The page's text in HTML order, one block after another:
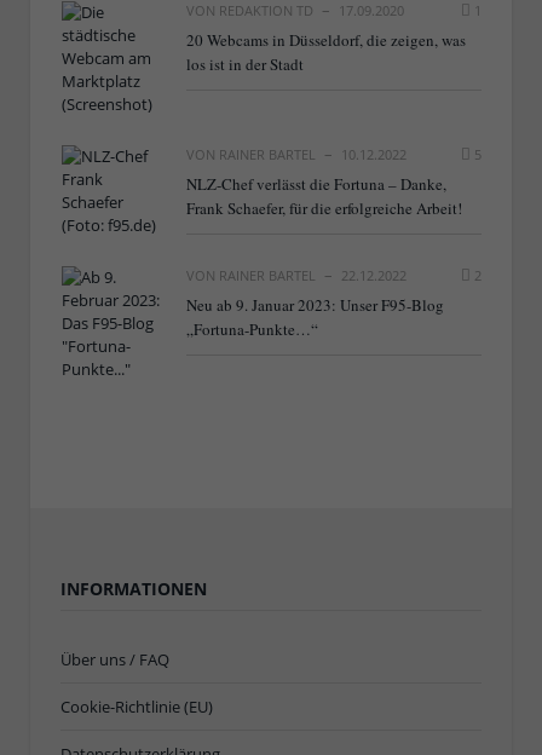
VON REDAKTION TD 17.09.2020 1
20 Webcams in Düsseldorf, die zeigen, was
los ist in der Stadt
VON RAINER BARTEL 10.12.2022 5
NLZ-Chef verlässt die Fortuna – Danke,
Frank Schaefer, für die erfolgreiche Arbeit!
VON RAINER BARTEL 22.12.2022 2
Neu ab 9. Januar 2023: Unser F95-Blog
„Fortuna-Punkte…“
INFORMATIONEN
Über uns / FAQ
Cookie-Richtlinie (EU)